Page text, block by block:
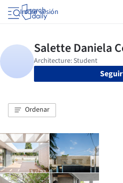
Iniciar sesión
Seguir
Ordenar